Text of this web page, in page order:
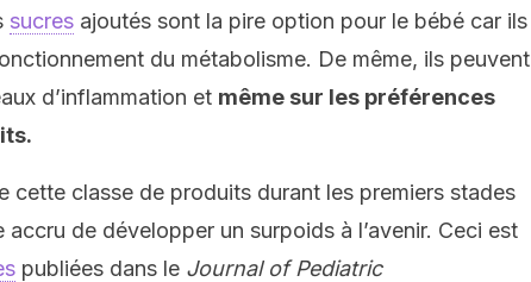
sucres ajoutés sont la pire option pour le bébé car ils
du métabolisme. De même, ils peuvent
d’inflammation et même sur les préférences
cette classe de produits durant les premiers stades
accru de développer un surpoids à l’avenir. Ceci est
publiées dans le Journal of Pediatric